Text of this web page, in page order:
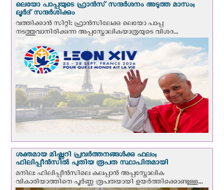
ലെയോ പാപ്പയുടെ ഫ്രാന്‍സ് സന്ദര്‍ശനം അടുത്ത മാസം;
ലൂര്‍ദ് സന്ദര്‍ശിക്കും
വത്തിക്കാന്‍ സിറ്റി: ഫ്രാൻസിലേക്കു ലെയോ പാപ്പ
നടത്തുവാനിരിക്കുന്ന അപ്പസ്തോലികയാത്രയുടെ വിശദ...
ശക്തമായ മിഷ്ണറി പ്രവർത്തനങ്ങൾക്കു ഫലം;
ഫിലിപ്പീൻസിൽ പുതിയ രൂപത സ്ഥാപിതമായി
മനില: ഫിലിപ്പീൻസിലെ കലപ്പാൻ അപ്പസ്തോലിക
വികാരിയാത്തിനെ പൂർണ്ണ രൂപതയായി ഉയർത്തിക്കൊണ്ടുള്ള...